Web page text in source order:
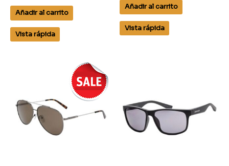
Añadir al carrito
Vista rápida
Añadir al carrito
Vista rápida